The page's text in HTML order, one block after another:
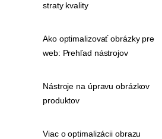
straty kvality
Ako optimalizovať obrázky pre
web: Prehľad nástrojov
Nástroje na úpravu obrázkov
produktov
Viac o optimalizácii obrazu